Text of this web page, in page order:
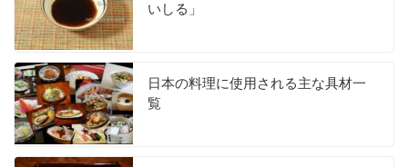
いしる」
日本の料理に使用される主な具材一
覧